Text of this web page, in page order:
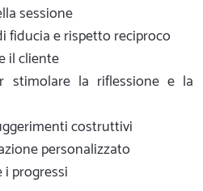
sessione
fiducia e rispetto reciproco
il cliente
stimolare la riflessione e la
costruttivi
personalizzato
progressi